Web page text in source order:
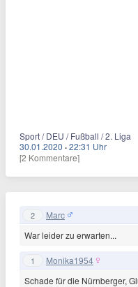
Sport / DEU / Fußball / 2. Liga
30.01.2020 ·22:31 Uhr
[2 Kommentare]
2 Marc
War leider zu erwarten...
1 Monika1954
Schade für die Nürnberger,